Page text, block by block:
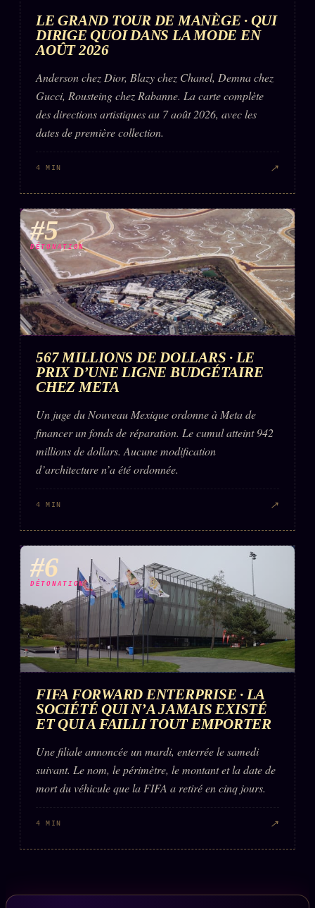
LE GRAND TOUR DE MANÈGE · QUI
DIRIGE QUOI DANS LA MODE EN
AOÛT 2026
Anderson chez Dior, Blazy chez Chanel, Demna chez
Gucci, Rousteing chez Rabanne. La carte complète
des directions artistiques au 7 août 2026, avec les
dates de première collection.
4 MIN ↗
#5
DÉTONATION
567 MILLIONS DE DOLLARS · LE
PRIX D’UNE LIGNE BUDGÉTAIRE
CHEZ META
Un juge du Nouveau Mexique ordonne à Meta de
financer un fonds de réparation. Le cumul atteint 942
millions de dollars. Aucune modification
d’architecture n’a été ordonnée.
4 MIN ↗
#6
DÉTONATION
FIFA FORWARD ENTERPRISE · LA
SOCIÉTÉ QUI N’A JAMAIS EXISTÉ
ET QUI A FAILLI TOUT EMPORTER
Une filiale annoncée un mardi, enterrée le samedi
suivant. Le nom, le périmètre, le montant et la date de
mort du véhicule que la FIFA a retiré en cinq jours.
4 MIN ↗